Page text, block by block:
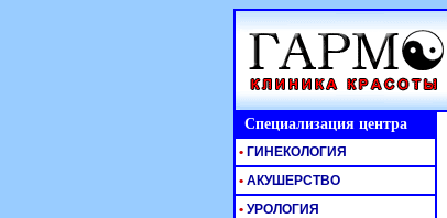
Специализация центра
• ГИНЕКОЛОГИЯ
• АКУШЕРСТВО
• УРОЛОГИЯ